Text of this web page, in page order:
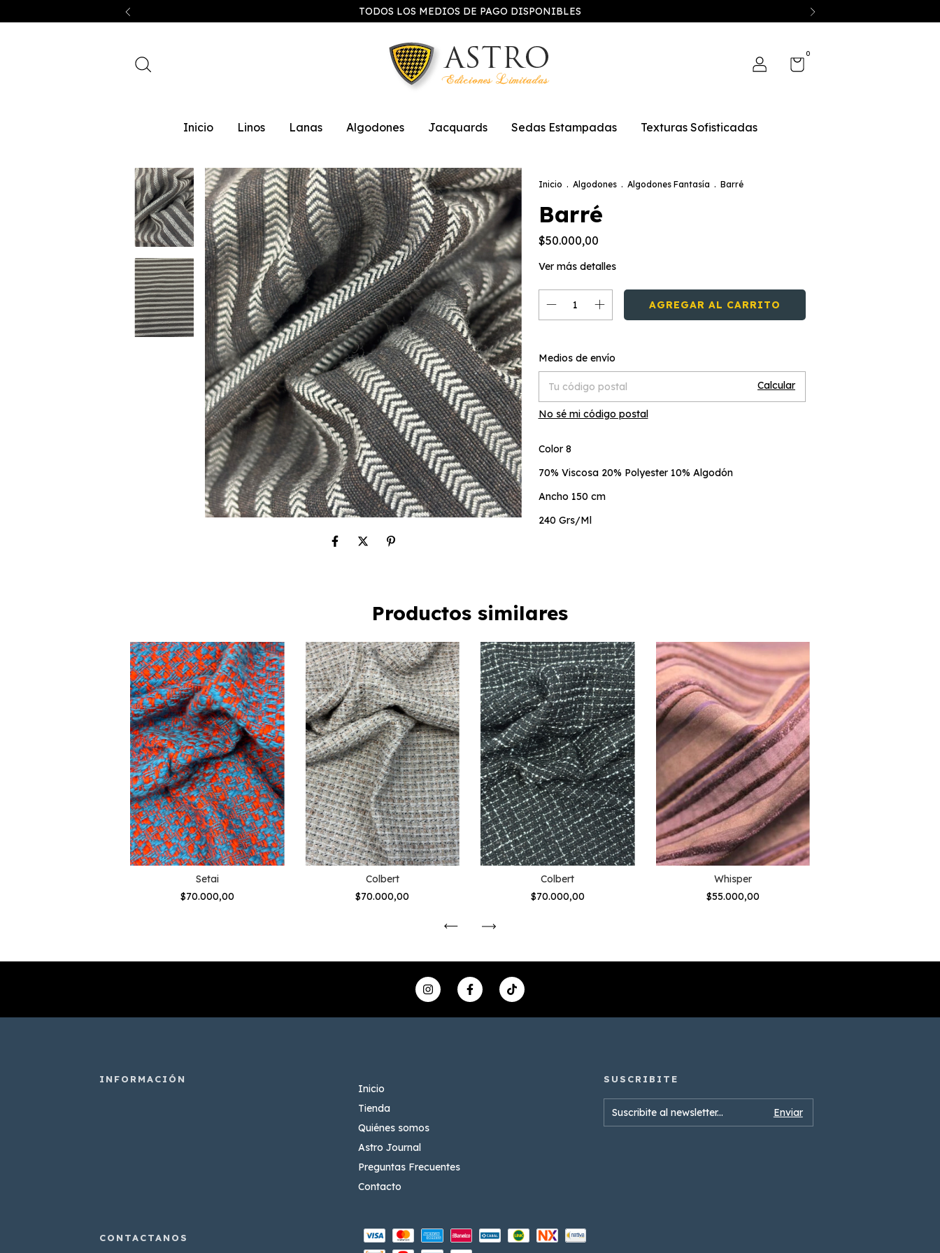
TODOS LOS MEDIOS DE PAGO DISPONIBLES
0
Inicio Linos Lanas Algodones Jacquards Sedas Estampadas Texturas Sofisticadas
Inicio . Algodones . Algodones Fantasía . Barré
Barré
$50.000,00
Ver más detalles
Entregas para el CP:
Medios de envío
Calcular
No sé mi código postal
Color 8
70% Viscosa 20% Polyester 10% Algodón
Ancho 150 cm
240 Grs/Ml
Productos similares
Setai
$70.000,00
Colbert
$70.000,00
Colbert
$70.000,00
Whisper
$55.000,00
Inicio
Tienda
Quiénes somos
Astro Journal
Preguntas Frecuentes
Contacto